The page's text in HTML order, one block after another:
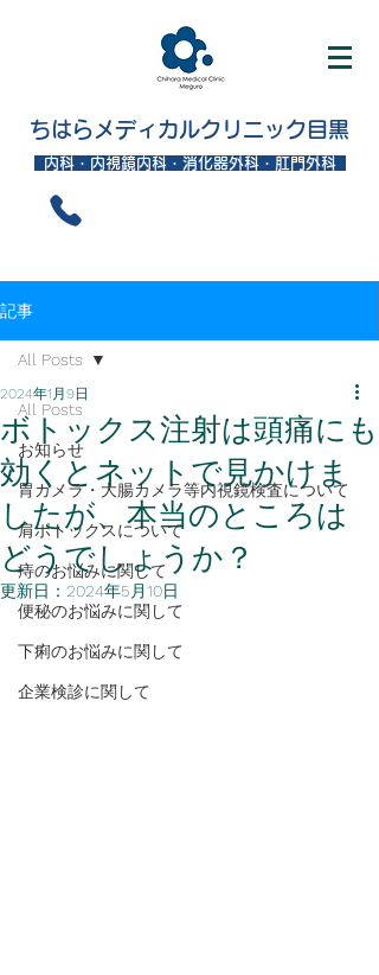
ちはらメディカルクリニック目黒
内科・内視鏡内科・消化器外科・肛門外科
記事
All Posts
お知らせ
胃カメラ・大腸カメラ等内視鏡検査について
肩ボトックスについて
痔のお悩みに関して
便秘のお悩みに関して
下痢のお悩みに関して
企業検診に関して
All Posts
ボトックス注射は頭痛にも
効くとネットで見かけま
したが、本当のところは
どうでしょうか？
2024年1月9日
更新日： 2024年5月10日